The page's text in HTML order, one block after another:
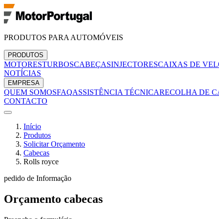
PRODUTOS PARA AUTOMÓVEIS
PRODUTOS
MOTORESTURBOSCABEÇASINJECTORESCAIXAS DE
NOTÍCIAS
EMPRESA
QUEM SOMOSFAQASSISTÊNCIA TÉCNICARECOLHA DE
CONTACTO
Início
Produtos
Solicitar Orçamento
Cabecas
Rolls royce
pedido de Informação
Orçamento cabecas